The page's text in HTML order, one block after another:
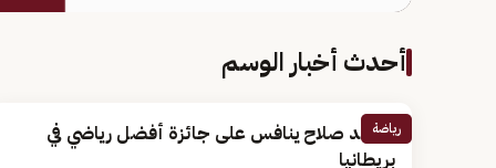
أحدث أخبار الوسم
رياضة
محمد صلاح ينافس على جائزة أفضل رياضي في
بريطانيا